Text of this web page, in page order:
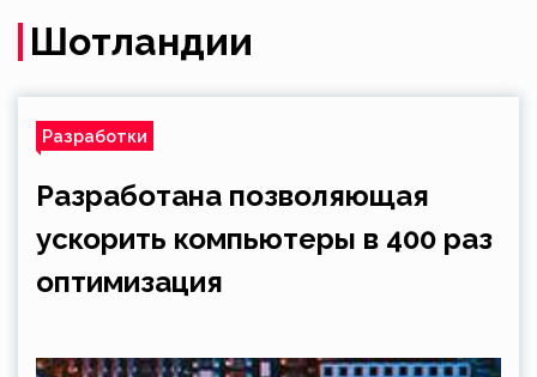
Шотландии
Разработки
Разработана позволяющая
ускорить компьютеры в 400 раз
оптимизация